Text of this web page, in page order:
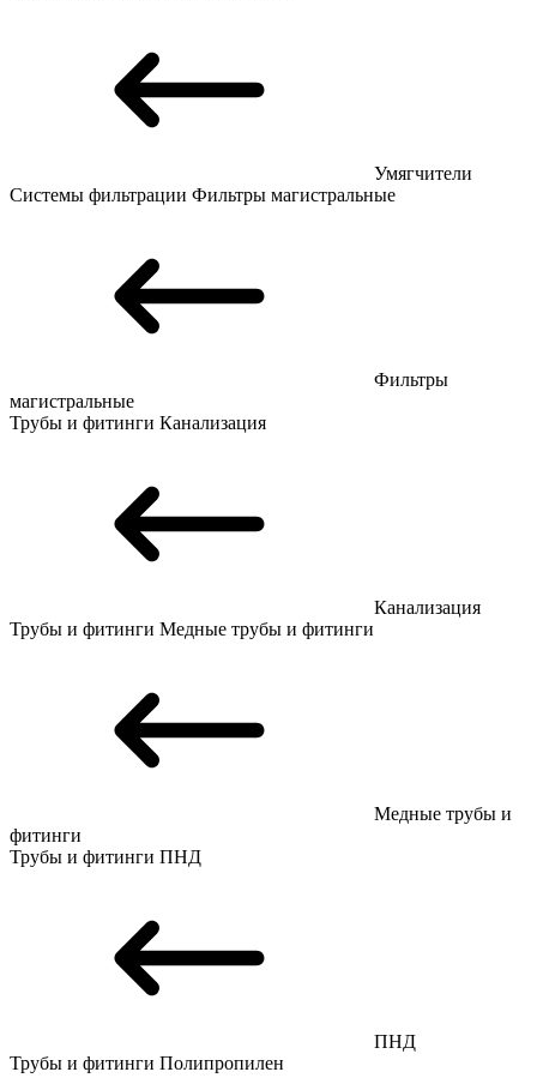
Умягчители
Системы фильтрации Фильтры магистральные
Фильтры
магистральные
Трубы и фитинги Канализация
Канализация
Трубы и фитинги Медные трубы и фитинги
Медные трубы и
фитинги
Трубы и фитинги ПНД
ПНД
Трубы и фитинги Полипропилен